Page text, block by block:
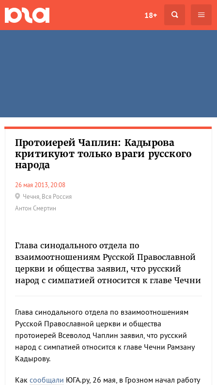
18+
Протоиерей Чаплин: Кадырова
критикуют только враги русского
народа
26 мая 2013, 20:08
Чечня, Вся Россия
Антон Смертин
Глава синодального отдела по
взаимоотношениям Русской Православной
церкви и общества заявил, что русский
народ с симпатией относится к главе Чечни
Глава синодального отдела по взаимоотношениям
Русской Православной церкви и общества
протоиерей Всеволод Чаплин заявил, что русский
народ с симпатией относится к главе Чечни Рамзану
Кадырову.
Как сообщали ЮГА.ру, 26 мая, в Грозном начал работу